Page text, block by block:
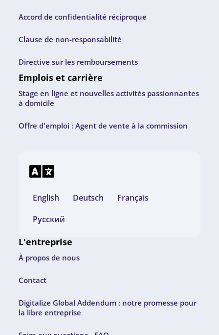
Accord de confidentialité réciproque
Clause de non-responsabilité
Directive sur les remboursements
Emplois et carrière
Stage en ligne et nouvelles activités passionnantes
à domicile
Offre d'emploi : Agent de vente à la commission
English Deutsch
Français
Русский
L'entreprise
À propos de nous
Contact
Digitalize Global Addendum : notre promesse pour
la libre entreprise